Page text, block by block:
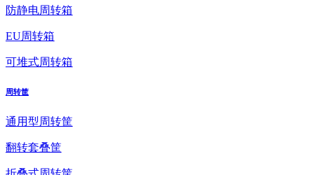
防静电周转箱
EU周转箱
可堆式周转箱
周转筐
通用型周转筐
翻转套叠筐